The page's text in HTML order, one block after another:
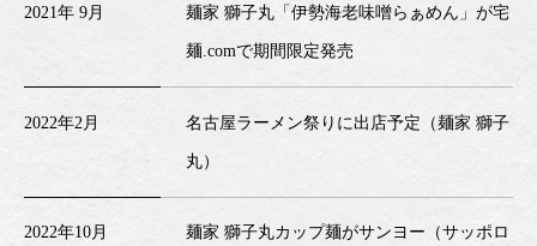
2021年 9月 麺家 獅子丸「伊勢海老味噌らぁめん」が宅
麺.comで期間限定発売
2022年2月 名古屋ラーメン祭りに出店予定（麺家 獅子
丸）
2022年10月 麺家 獅子丸カップ麺がサンヨー（サッポロ